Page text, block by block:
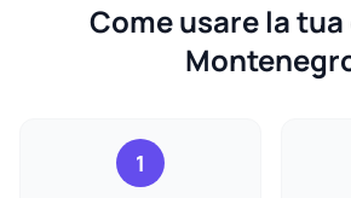
Come usare la tua
1